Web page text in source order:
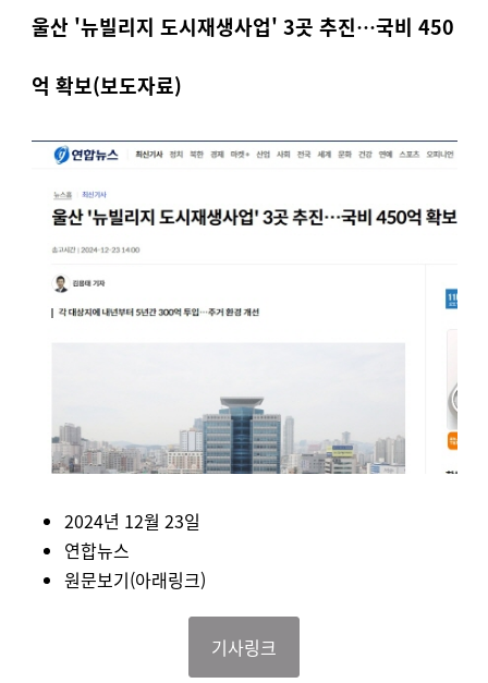
울산 '뉴빌리지 도시재생사업' 3곳 추진…국비 450
억 확보(보도자료)
2024년 12월 23일
연합뉴스
원문보기(아래링크)
기사링크